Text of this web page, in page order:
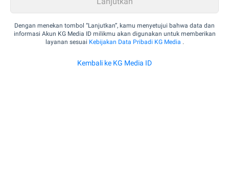
Dengan menekan tombol “Lanjutkan”, kamu menyetujui bahwa data dan
informasi Akun KG Media ID milikmu akan digunakan untuk memberikan
layanan sesuai Kebijakan Data Pribadi KG Media .
Kembali ke KG Media ID